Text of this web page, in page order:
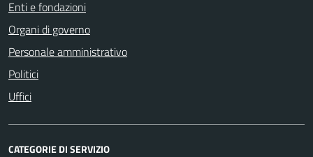
Enti e fondazioni
Organi di governo
Personale amministrativo
Politici
Uffici
CATEGORIE DI SERVIZIO